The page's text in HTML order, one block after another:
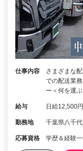
仕事内容
さまざまな
での配送業
ー＜何を運
給与 日給12,500
勤務地 千葉県八千
応募資格 学歴＆経験